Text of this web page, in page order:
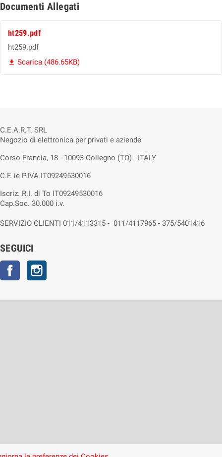
Documenti Allegati
ht259.pdf
ht259.pdf
 Scarica (486.65KB)
C.E.A.R.T. SRL
Negozio di elettronica per privati e aziende
Corso Francia, 18 - 10093 Collegno (TO) - ITALY
C.F. ie P.IVA IT09249530016
Iscriz. R.I. di To IT09249530016
Cap.Soc. 30.000 i.v.
SERVIZIO CLIENTI 011/4113315 - 011/4117965 - 375/5401416
SEGUICI
Facebook